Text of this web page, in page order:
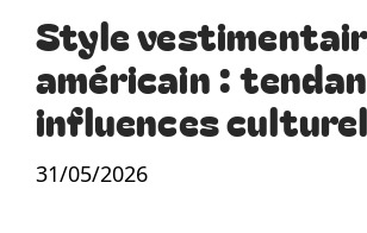
Style
américain :
influences
31/05/2026